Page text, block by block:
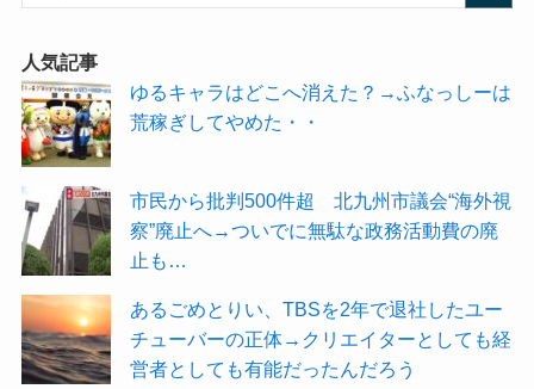
人気記事
ゆるキャラはどこへ消えた？→ふなっしーは
荒稼ぎしてやめた・・
市民から批判500件超 北九州市議会“海外視
察”廃止へ→ついでに無駄な政務活動費の廃
止も…
あるごめとりい、TBSを2年で退社したユー
チューバーの正体→クリエイターとしても経
営者としても有能だったんだろう